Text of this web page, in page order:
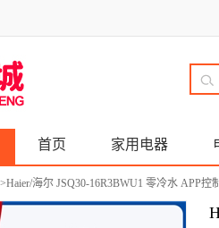
首页 家用电器
海尔 JSQ30-16R3BWU1 零冷水 APP